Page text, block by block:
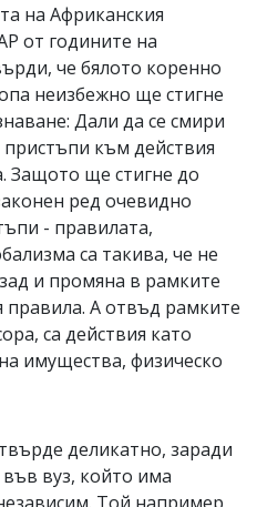
на Африканския
от годините на
че бялото коренно
неизбежно ще стигне
Дали да се смири
към действия
Защото ще стигне до
ред очевидно
- правилата,
са такива, че не
и промяна в рамките
правила. А отвъд рамките
са действия като
имущества, физическо
деликатно, заради
вуз, който има